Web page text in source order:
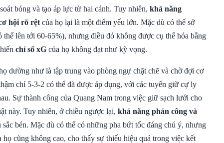
bóng và tạo áp lực từ hai cánh. Tuy nhiên, khả năng
hội rõ rệt của họ lại là một điểm yếu lớn. Mặc dù có thể sở
thể lên tới 60-65%), nhưng điều đó không được cụ thể hóa bằng
chỉ số xG của họ không đạt như kỳ vọng.
dường như là tập trung vào phòng ngự chặt chẽ và chờ đợi cơ
chí 5-3-2 có thể đã được áp dụng, với các tuyến giữ cự ly
Sự thành công của Quang Nam trong việc giữ sạch lưới cho
này. Tuy nhiên, ở chiều ngược lại, khả năng phản công và
bén. Mặc dù có thể có những pha bứt tốc đáng chú ý, nhưng
họ cũng không cao, cho thấy sự thiếu hiệu quả trong việc kết